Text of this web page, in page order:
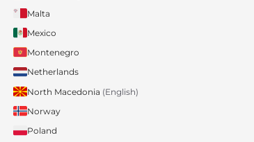
Malta
Mexico
Montenegro
Netherlands
North Macedonia (English)
Norway
Poland